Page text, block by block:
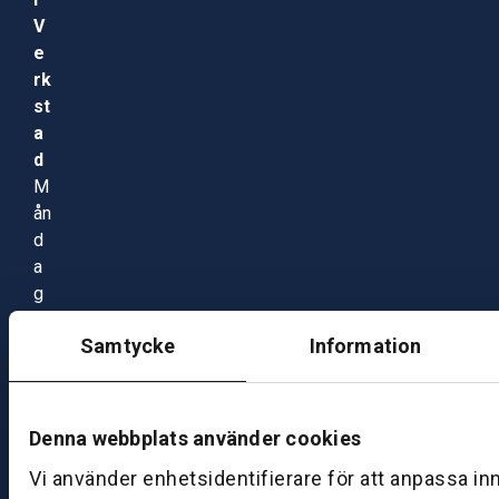
Samtycke Information
Denna webbplats använder cookies
Vi använder enhetsidentifierare för att anpassa
V
e
rk
st
a
d
M
ån
d
a
g
a
0